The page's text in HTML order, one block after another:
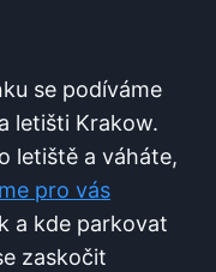
‌se podíváme
⁣letišti Krakow.
letiště a váháte,
pro‍ vás
a kde parkovat
zaskočit